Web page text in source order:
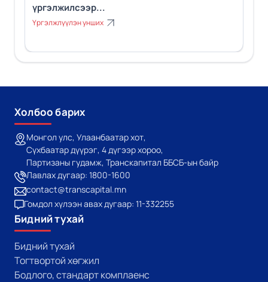
үргэлжилсээр...
Үргэлжлүүлэн унших
Холбоо барих
Монгол улс, Улаанбаатар хот,
Сүхбаатар дүүрэг, 4 дүгээр хороо,
Партизаны гудамж, Транскапитал ББСБ-ын байр
Лавлах дугаар: 1800-1600
contact@transcapital.mn
Гомдол хүлээн авах дугаар: 11-332255
Бидний тухай
Бидний тухай
Тогтвортой хөгжил
Бодлого, стандарт комплаенс